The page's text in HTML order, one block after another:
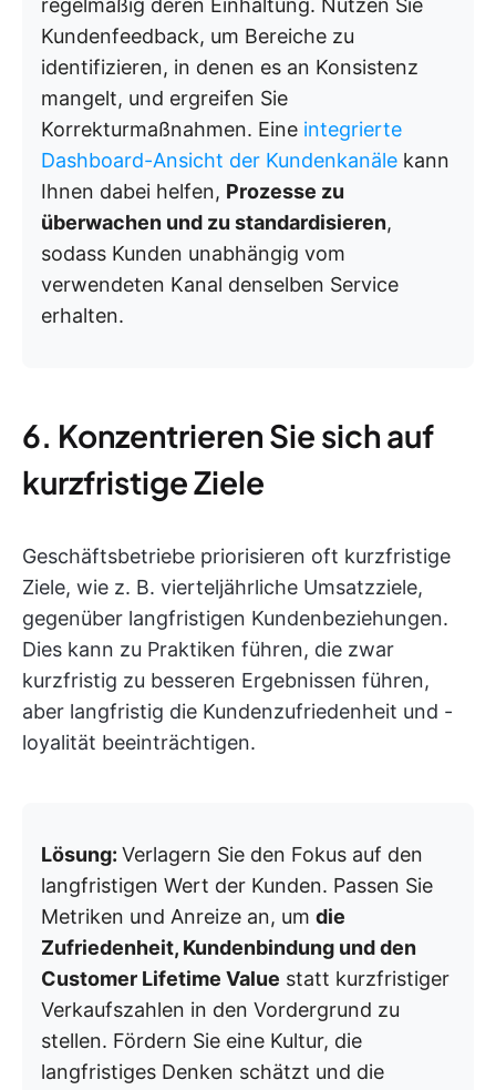
regelmäßig deren Einhaltung. Nutzen Sie
Kundenfeedback, um Bereiche zu
identifizieren, in denen es an Konsistenz
mangelt, und ergreifen Sie
Korrekturmaßnahmen. Eine integrierte
Dashboard-Ansicht der Kundenkanäle kann
Ihnen dabei helfen, Prozesse zu
überwachen und zu standardisieren,
sodass Kunden unabhängig vom
verwendeten Kanal denselben Service
erhalten.
6. Konzentrieren Sie sich auf
kurzfristige Ziele
Geschäftsbetriebe priorisieren oft kurzfristige
Ziele, wie z. B. vierteljährliche Umsatzziele,
gegenüber langfristigen Kundenbeziehungen.
Dies kann zu Praktiken führen, die zwar
kurzfristig zu besseren Ergebnissen führen,
aber langfristig die Kundenzufriedenheit und -
loyalität beeinträchtigen.
Lösung: Verlagern Sie den Fokus auf den
langfristigen Wert der Kunden. Passen Sie
Metriken und Anreize an, um die
Zufriedenheit, Kundenbindung und den
Customer Lifetime Value statt kurzfristiger
Verkaufszahlen in den Vordergrund zu
stellen. Fördern Sie eine Kultur, die
langfristiges Denken schätzt und die